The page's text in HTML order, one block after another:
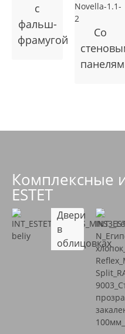
с
фальш-
фрамугой
Cо
Комплексные
ESTET
Двери
в
облицовках